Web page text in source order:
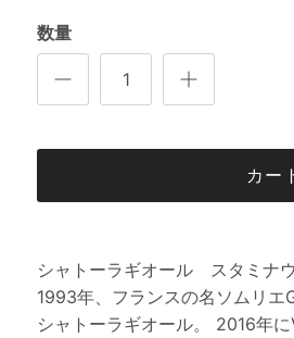
数量
カー
シャトーラギオール スタミナ
1993年、フランスの名ソムリ
シャトーラギオール。 2016年